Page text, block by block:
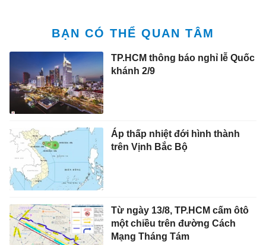
BẠN CÓ THỂ QUAN TÂM
TP.HCM thông báo nghỉ lễ Quốc
khánh 2/9
Áp thấp nhiệt đới hình thành
trên Vịnh Bắc Bộ
Từ ngày 13/8, TP.HCM cấm ôtô
một chiều trên đường Cách
Mạng Tháng Tám